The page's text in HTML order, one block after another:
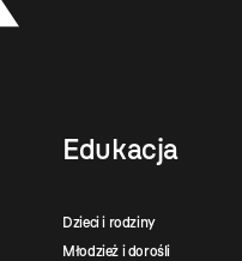
Edukacja
Dzieci i rodziny
Młodzież i dorośli